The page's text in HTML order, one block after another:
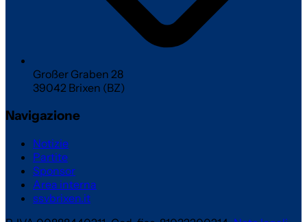
Großer Graben 28
39042 Brixen (BZ)
Navigazione
Notizie
Partite
Sponsor
Area interna
ssvbrixen.it